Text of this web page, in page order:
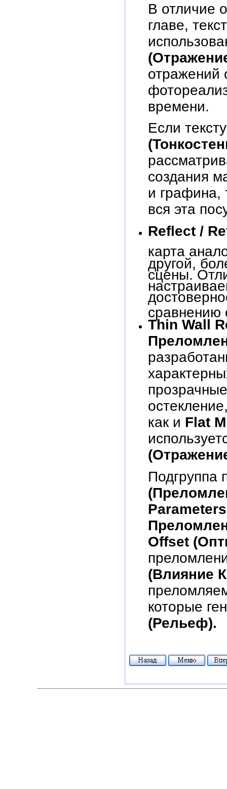
В отличие
главе,
отражений
времени.
Если
создания
и графина,
вся эта
Reflect /
карта
другой,
сцены.
сравнению
Thin Wall
как и Flat
Подгруппа
Offset
(Влияние
которые
(Рельеф).